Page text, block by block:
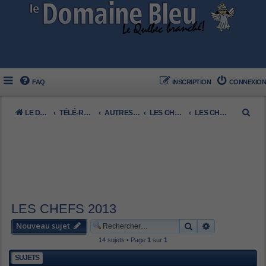
FAQ CONNEXION
INSCRIPTION
LE DOMAINE BLEU TÉLÉ-RÉALITÉ FRANCOPHONE AUTRES (FRANCO) LES CHEFS LES CHEFS 2013
r
LES CHEFS 2013
Nouveau sujet Rechercher
14 sujets • Page 1 sur 1
SUJETS